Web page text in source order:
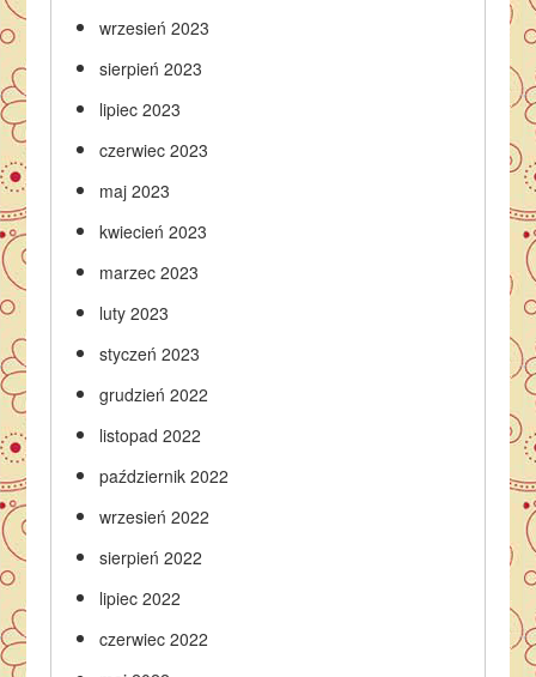
wrzesień 2023
sierpień 2023
lipiec 2023
czerwiec 2023
maj 2023
kwiecień 2023
marzec 2023
luty 2023
styczeń 2023
grudzień 2022
listopad 2022
październik 2022
wrzesień 2022
sierpień 2022
lipiec 2022
czerwiec 2022